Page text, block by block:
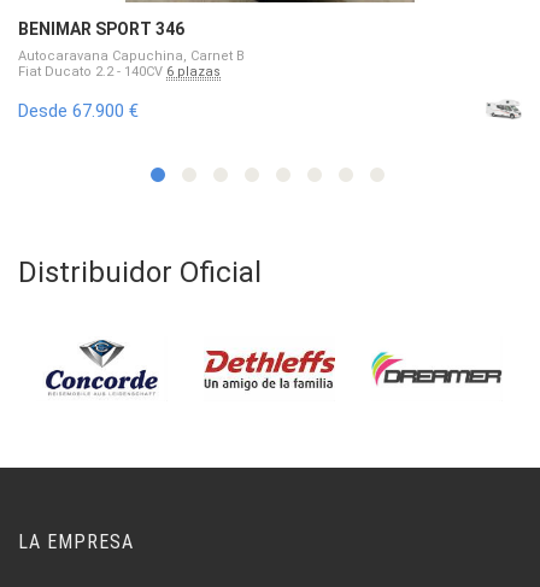
BENIMAR SPORT 346
Autocaravana Capuchina, Carnet B
Fiat Ducato 2.2 - 140CV 6 plazas
Desde 67.900 €
Distribuidor Oficial
LA EMPRESA